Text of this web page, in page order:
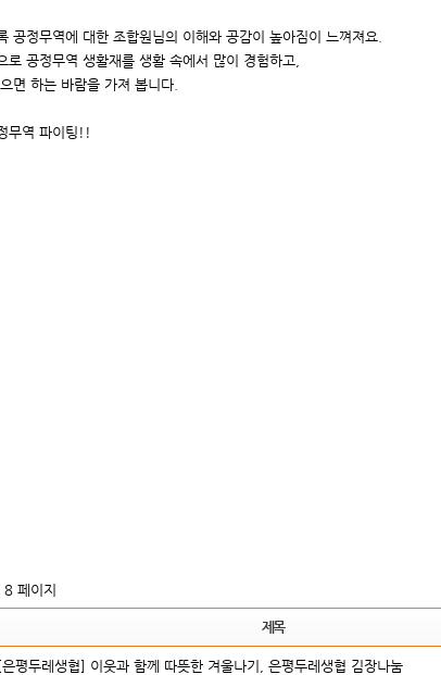
공정무역에 대한 조합원님의 이해와 공감이 높아짐이 느껴져요.
로 공정무역 생활재를 생활 속에서 많이 경험하고,
면 하는 바람을 가져 봅니다.
무역 파이팅!!
8 페이지
제목
[은평두레생협] 이웃과 함께 따뜻한 겨울나기, 은평두레생협 김장나눔